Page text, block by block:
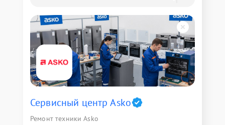
Сервисный центр Asko
Ремонт техники Asko